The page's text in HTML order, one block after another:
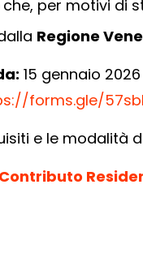
che, per motivi
Regione
15 gennaio 2026
forms.gle/
e le modalità